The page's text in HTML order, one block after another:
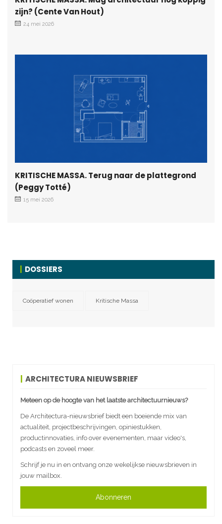
zijn? (Cente Van Hout)
24 mei 2026
KRITISCHE MASSA. Terug naar de plattegrond
(Peggy Totté)
15 mei 2026
DOSSIERS
Coöperatief wonen Kritische Massa
ARCHITECTURA NIEUWSBRIEF
Meteen op de hoogte van het laatste architectuurnieuws?
De Architectura-nieuwsbrief biedt een boeiende mix van
actualiteit, projectbeschrijvingen, opiniestukken,
productinnovaties, info over evenementen, maar video's,
podcasts en zoveel meer.
Schrijf je nu in en ontvang onze wekelijkse nieuwsbrieven in
jouw mailbox.
Abonneren